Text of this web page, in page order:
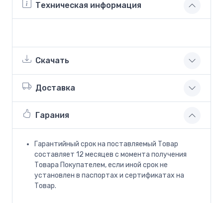
Техническая информация
Скачать
Доставка
Гарания
Гарантийный срок на поставляемый Товар
составляет 12 месяцев с момента получения
Товара Покупателем, если иной срок не
установлен в паспортах и сертификатах на
Товар.